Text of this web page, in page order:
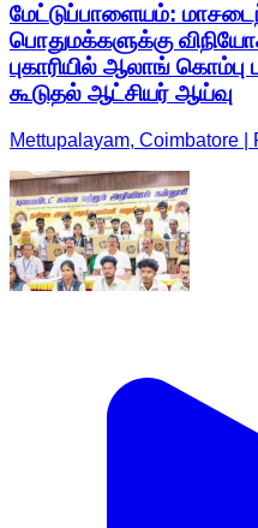
மேட்டுப்பாளையம்:
பொதுமக்களுக்கு
புகாரியில் ஆலாங் கொம்பு
கூடுதல் ஆட்சியர் ஆய்வு
Mettupalayam, Coimbatore |